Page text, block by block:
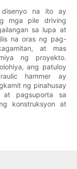
na ito ay
mga pile driving
sa lupa at
na oras ng pag-
at mas
ng proyekto.
ang patuloy
hammer ay
ng pinahusay
pagsuporta sa
konstruksyon at